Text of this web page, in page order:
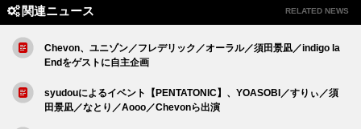
関連ニュース RELATED NEWS
Chevon、ユニゾン／フレデリック／オーラル／須田景凪／indigo la
Endをゲストに自主企画
syudouによるイベント【PENTATONIC】、YOASOBI／すりぃ／須
田景凪／なとり／Aooo／Chevonら出演